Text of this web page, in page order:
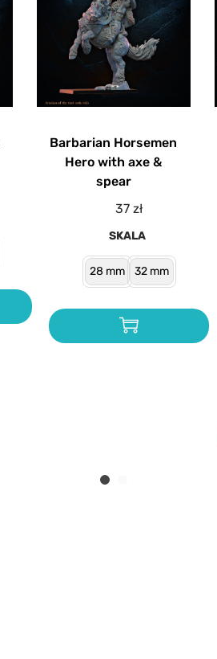
Barbarian Horsemen
Hero with axe &
spear
37zł
SKALA
28 mm 32 mm